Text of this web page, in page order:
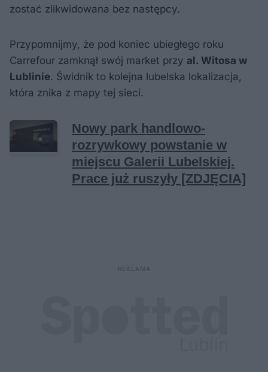
zostać zlikwidowana bez następcy.
Przypomnijmy, że pod koniec ubiegłego roku
Carrefour zamknął swój market przy al. Witosa w
Lublinie. Świdnik to kolejna lubelska lokalizacja,
która znika z mapy tej sieci.